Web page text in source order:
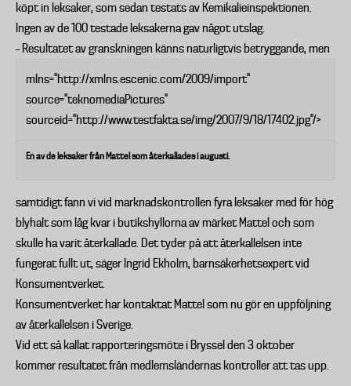
köpt in leksaker, som sedan testats av Kemikalieinspektionen.
Ingen av de 100 testade leksakerna gav något utslag.
– Resultatet av granskningen känns naturligtvis betryggande, men
mlns="http://xmlns.escenic.com/2009/import"
source="teknomediaPictures"
sourceid="http://www.testfakta.se/img/2007/9/18/17402.jpg"/>
En av de leksaker från Mattel som återkallades i augusti.
samtidigt fann vi vid marknadskontrollen fyra leksaker med för hög
blyhalt som låg kvar i butikshyllorna av märket Mattel och som
skulle ha varit återkallade. Det tyder på att återkallelsen inte
fungerat fullt ut, säger Ingrid Ekholm, barnsäkerhetsexpert vid
Konsumentverket.
Konsumentverket har kontaktat Mattel som nu gör en uppföljning
av återkallelsen i Sverige.
Vid ett så kallat rapporteringsmöte i Bryssel den 3 oktober
kommer resultatet från medlemsländernas kontroller att tas upp.